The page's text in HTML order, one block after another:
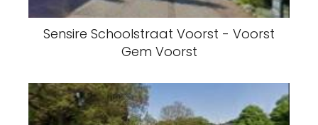
Sensire Schoolstraat Voorst - Voorst
Gem Voorst